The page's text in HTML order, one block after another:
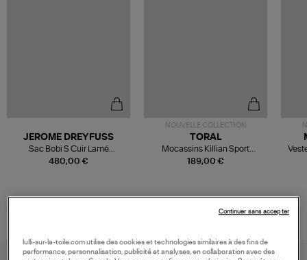
480,00 €
JEROME DREYFUSS
Sac Bobi S Cuir Lamé
Champagne
NOUVELLE COLLECTION
189,00 €
TORAL
Mocassins Killian Sport
Mousse
lulli-sur-la-toile.com utilise des cookies et technologies similaires à des fins de
performance, personnalisation, publicité et analyses, en collaboration avec des
Continuer sans accepter